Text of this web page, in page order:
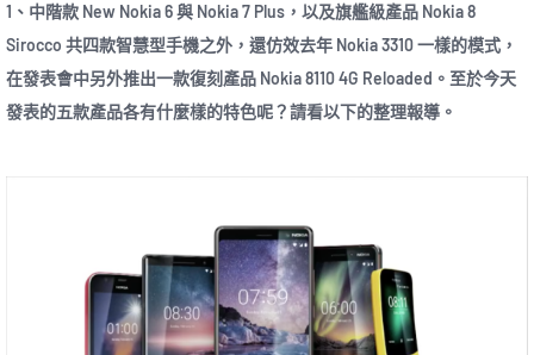
線上商城
3C租賃
MSI 舊換新
1、中階款 New Nokia 6 與 Nokia 7 Plus，以及旗艦級產品 Nokia 8
Sirocco 共四款智慧型手機之外，還仿效去年 Nokia 3310 一樣的模式，
在發表會中另外推出一款復刻產品 Nokia 8110 4G Reloaded。至於今天
發表的五款產品各有什麼樣的特色呢？請看以下的整理報導。